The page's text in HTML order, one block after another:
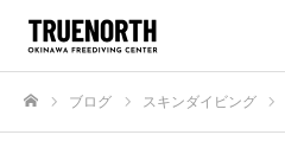
ブログ スキンダイビング